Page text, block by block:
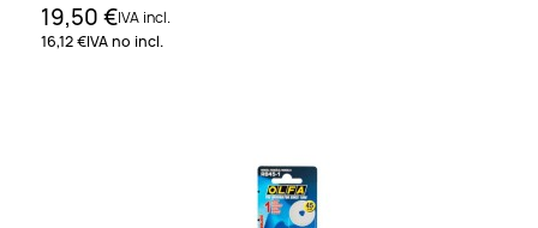
19,50 €IVA incl.
16,12 €IVA no incl.